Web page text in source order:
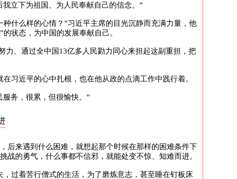
立下为祖国、为人民奉献自己的信念。”
什么样的心情？”习近平主席的目光沉静而充满力量，他
状态，为中国的发展奉献自己。
力、通过全中国13亿多人民勠力同心来担起这副重担，把
习近平的心中扎根，也在他从政的点滴工作中践行着。
务，很累，但很愉快。”
后来遇到什么困难，就想起那个时候在那样的困难条件下
的勇气，什么事都不信邪，就能处变不惊、知难而进。
过着苦行僧式的生活，为了磨炼意志，甚至睡在钉板床